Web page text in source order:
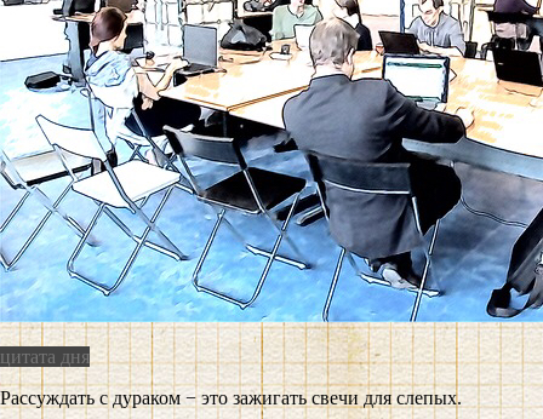
цитата дня
Рассуждать с дураком − это зажигать свечи для слепых.